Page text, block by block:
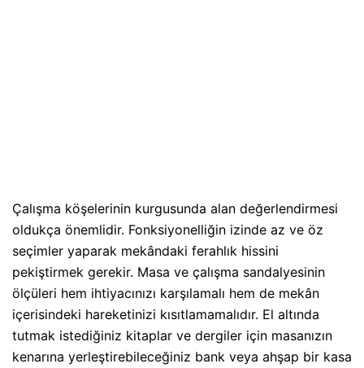
Çalışma köşelerinin kurgusunda alan değerlendirmesi
oldukça önemlidir. Fonksiyonelliğin izinde az ve öz
seçimler yaparak mekândaki ferahlık hissini
pekiştirmek gerekir. Masa ve çalışma sandalyesinin
ölçüleri hem ihtiyacınızı karşılamalı hem de mekân
içerisindeki hareketinizi kısıtlamamalıdır. El altında
tutmak istediğiniz kitaplar ve dergiler için masanızın
kenarına yerleştirebileceğiniz bank veya ahşap bir kasa